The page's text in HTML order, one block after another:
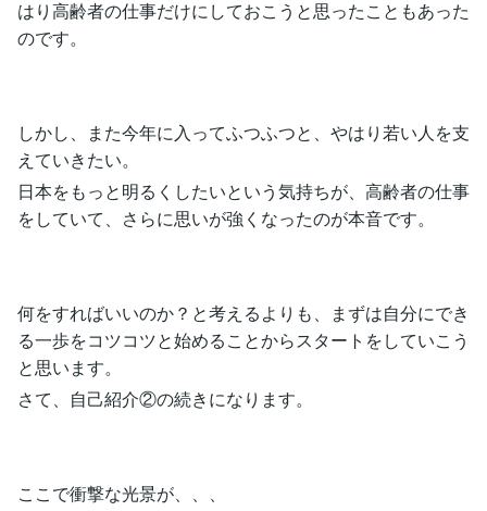
はり高齢者の仕事だけにしておこうと思ったこともあった
のです。
しかし、また今年に入ってふつふつと、やはり若い人を支
えていきたい。
日本をもっと明るくしたいという気持ちが、高齢者の仕事
をしていて、さらに思いが強くなったのが本音です。
何をすればいいのか？と考えるよりも、まずは自分にでき
る一歩をコツコツと始めることからスタートをしていこう
と思います。
さて、自己紹介②の続きになります。
ここで衝撃な光景が、、、